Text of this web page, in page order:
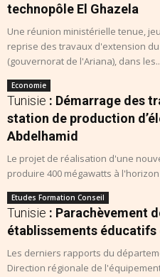
technopôle El Ghazela
Une réunion ministérielle tenue,
reprise des travaux d'extension
(gouvernorat de l'Ariana), dans
Economie
Tunisie : Démarrage des
station de production
Abdelhamid
Le projet de réalisation d'une
produire 400 mégawatts à
Etudes Formation Conseil
Tunisie : Parachèvement
établissements éducatifs
Les derniers rapports du
Direction régionale de